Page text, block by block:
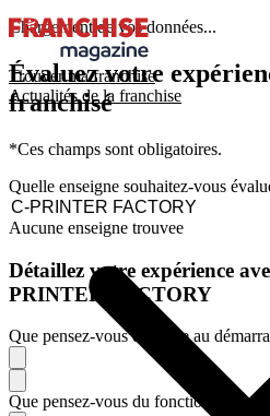
Trouver ma franchise
Actualités de la franchise
Chargement de vos données...
Évaluez votre
franchisé
*Ces champs sont obligatoires.
Quelle enseigne souhaitez-vous
Aucune enseigne trouvee
Détaillez votre expérience
PRINTER FACTORY
Que pensez-vous de l'aide au
Que pensez-vous du fonctionnement